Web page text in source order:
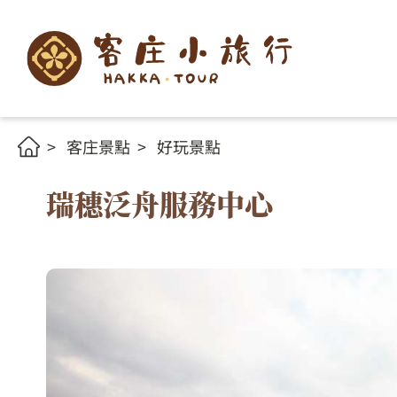
客庄景點 好玩景點
瑞穗泛舟服務中心